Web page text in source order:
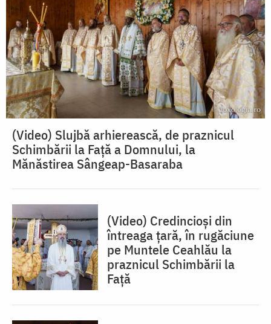
(Video) Slujbă arhierească, de praznicul
Schimbării la Față a Domnului, la
Mănăstirea Sângeap-Basaraba
(Video) Credincioși din
întreaga țară, în rugăciune
pe Muntele Ceahlău la
praznicul Schimbării la
Față